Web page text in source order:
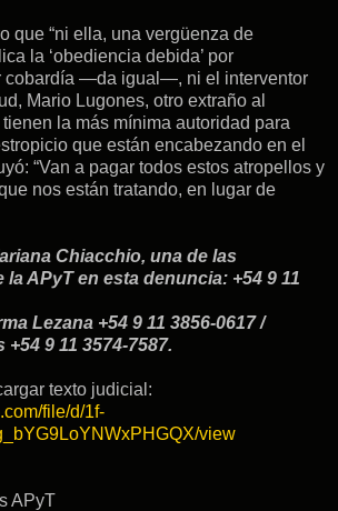
que “ni ella, una vergüenza de
la ‘obediencia debida’ por
cobardía —da igual—, ni el interventor
Mario Lugones, otro extraño al
la más mínima autoridad para
que están encabezando en el
“Van a pagar todos estos atropellos y
nos están tratando, en lugar de
Chiacchio, una de las
APyT en esta denuncia: +54 9 11
Lezana +54 9 11 3856-0617 /
9 11 3574-7587.
texto judicial:
file/d/1f-
view
APyT